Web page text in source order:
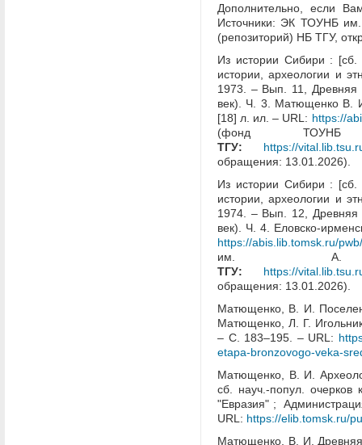
Дополнительно, если
Источники: ЭК ТОУНБ им.
(репозиторий) НБ ТГУ,
Из истории Сибири :
истории, археологии и
1973. – Вып. 11, Древняя
век). Ч. 3. Матющенко В.
[18] л. ил. – URL: https://
(фонд
ТГУ:
https://
обращения: 13.01.2026).
Из истории Сибири :
истории, археологии и
1974. – Вып. 12, Древняя
век). Ч. 4. Еловско-
https://abis.lib.tomsk.ru/
им.
ТГУ:
https://
обращения: 13.01.2026).
Матющенко, В. И.
Матющенко, Л. Г.
– С. 183–195. – URL:
etapa-bronzovogo-veka-
Матющенко, В. И.
сб. науч.-попул.
"Евразия" ;
URL: https://elib.tomsk.ru/
Матющенко, В. И.